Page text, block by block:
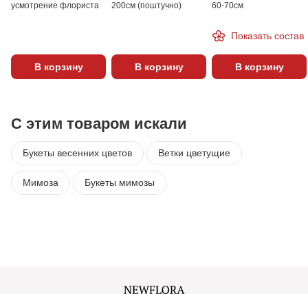
усмотрение флориста
В корзину
200см (поштучно)
В корзину
60-70см
Показать состав
В корзину
С этим товаром искали
Букеты весенних цветов Ветки цветущие
Мимоза Букеты мимозы